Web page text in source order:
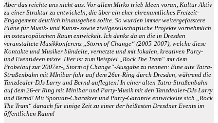
Aber das reichte uns nicht aus. Vor allem Mirko trieb Ideen voran, Kultur Aktiv
zu einer Struktur zu entwickeln, die über ein eher ehrenamtliches Freizeit-
Engagement deutlich hinausgehen sollte. So wurden immer weitergefasstere
Pläne für Musik- und Kunst- sowie zivilgesellschaftliche Projekte vornehmlich
im osteuropäischen Raum entwickelt. Ich denke da an die in Dresden
veranstaltete Musikkonferenz „Storm of Change“ (2005-2007), welche diese
Kontakte und Musiker bündelte, vernetzte und mit lokalen, kreativen Party-
und Eventideen mixte. Hier ist zum Beispiel „Rock The Tram“ mit dem
Probelauf zur 2007er-„Storm of Change“-Ausgabe zu nennen: Eine alte Tatra-
Straßenbahn mit MInibar fuhr auf dem 26er-Ring durch Dresden, während die
Tanzdealer-DJs Larry und Bernd auflegten! In einer alten Tatra-Straßenbahn
auf dem 26-er Ring mit Minibar und Party-Musik mit den Tanzdealer-DJs Larry
und Bernd! Mit Spontan-Charakter und Party-Garantie entwickelte sich „Rock
The Tram“ danach für einige Zeit zu einer der heißesten Dresdner Events im
öffentlichen Raum!